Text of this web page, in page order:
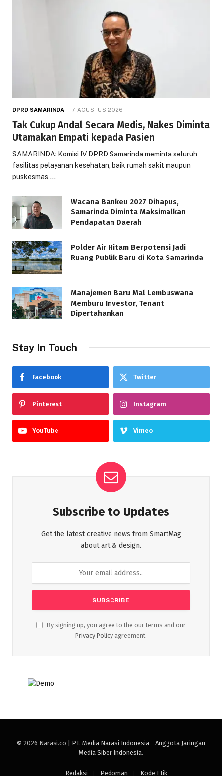
DPRD SAMARINDA 7 AGUSTUS 2026
Tak Cukup Andal Secara Medis, Nakes Diminta
Utamakan Empati kepada Pasien
SAMARINDA: Komisi IV DPRD Samarinda meminta seluruh
fasilitas pelayanan kesehatan, baik rumah sakit maupun
puskesmas,…
Wacana Bankeu 2027 Dihapus,
Samarinda Diminta Maksimalkan
Pendapatan Daerah
Polder Air Hitam Berpotensi Jadi
Ruang Publik Baru di Kota Samarinda
Manajemen Baru Mal Lembuswana
Memburu Investor, Tenant
Dipertahankan
Stay In Touch
Facebook Twitter
Pinterest Instagram
YouTube Vimeo
Subscribe to Updates
Get the latest creative news from SmartMag
about art & design.
By signing up, you agree to the our terms and our
Privacy Policy agreement.
© 2026 Narasi.co | PT. Media Narasi Indonesia - Anggota Jaringan
Media Siber Indonesia.
Redaksi Pedoman Kode Etik